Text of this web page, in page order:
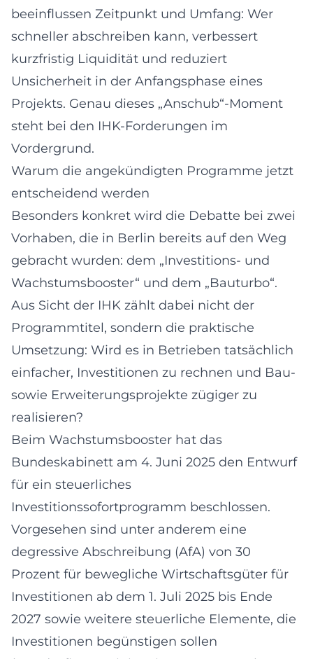
beeinflussen Zeitpunkt und Umfang: Wer
schneller abschreiben kann, verbessert
kurzfristig Liquidität und reduziert
Unsicherheit in der Anfangsphase eines
Projekts. Genau dieses „Anschub“-Moment
steht bei den IHK-Forderungen im
Vordergrund.
Warum die angekündigten Programme jetzt
entscheidend werden
Besonders konkret wird die Debatte bei zwei
Vorhaben, die in Berlin bereits auf den Weg
gebracht wurden: dem „Investitions- und
Wachstumsbooster“ und dem „Bauturbo“.
Aus Sicht der IHK zählt dabei nicht der
Programmtitel, sondern die praktische
Umsetzung: Wird es in Betrieben tatsächlich
einfacher, Investitionen zu rechnen und Bau-
sowie Erweiterungsprojekte zügiger zu
realisieren?
Beim Wachstumsbooster hat das
Bundeskabinett am 4. Juni 2025 den Entwurf
für ein steuerliches
Investitionssofortprogramm beschlossen.
Vorgesehen sind unter anderem eine
degressive Abschreibung (AfA) von 30
Prozent für bewegliche Wirtschaftsgüter für
Investitionen ab dem 1. Juli 2025 bis Ende
2027 sowie weitere steuerliche Elemente, die
Investitionen begünstigen sollen